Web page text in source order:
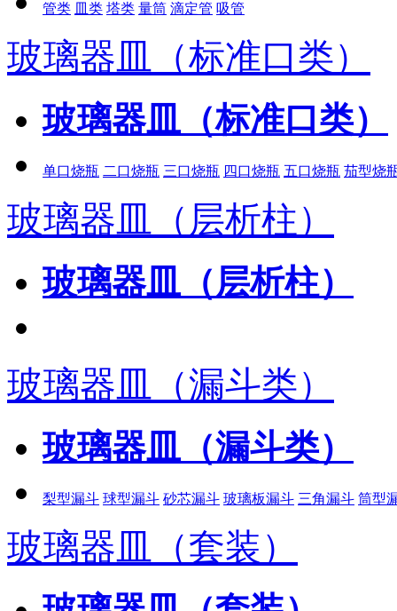
管类 皿类 塔类 量筒 滴定管 吸管
玻璃器皿（标准口类）
玻璃器皿（标准口类）
单口烧瓶 二口烧瓶 三口烧瓶 四口烧瓶 五口烧瓶 茄型烧
玻璃器皿（层析柱）
玻璃器皿（层析柱）
玻璃器皿（漏斗类）
玻璃器皿（漏斗类）
梨型漏斗 球型漏斗 砂芯漏斗 玻璃板漏斗 三角漏斗 筒型
玻璃器皿（套装）